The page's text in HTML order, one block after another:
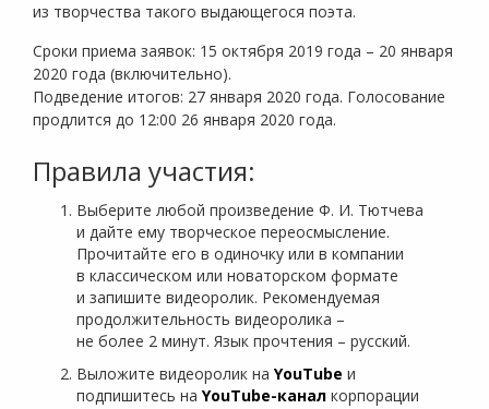
из творчества такого выдающегося поэта.
Сроки приема заявок: 15 октября 2019 года – 20 января
2020 года (включительно).
Подведение итогов: 27 января 2020 года. Голосование
продлится до 12:00 26 января 2020 года.
Правила участия:
Выберите любой произведение Ф. И. Тютчева
и дайте ему творческое переосмысление.
Прочитайте его в одиночку или в компании
в классическом или новаторском формате
и запишите видеоролик. Рекомендуемая
продолжительность видеоролика –
не более 2 минут. Язык прочтения – русский.
Выложите видеоролик на YouTube и
подпишитесь на YouTube-канал корпорации